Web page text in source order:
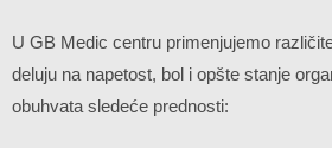
U GB Medic centru primenjujemo
deluju na napetost, bol i opšte stanje
obuhvata sledeće prednosti: